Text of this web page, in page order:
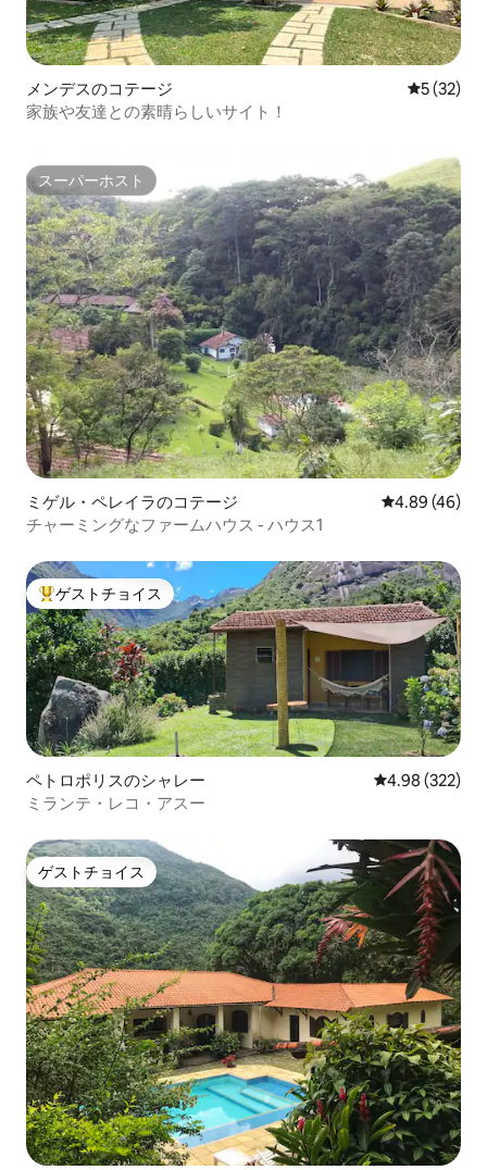
メンデスのコテージ レビュー
5 (32)
家族や友達との素晴らしいサイト！
スーパーホスト
スーパーホスト
ミゲル・ペレイラのコテージ レビュー46
4.89 (46)
チャーミングなファームハウス - ハウス1
大好評のゲストチョイスです。
ゲストチョイス
ペトロポリスのシャレー レビュー322
4.98 (322)
ミランテ・レコ・アスー
ゲストチョイス
ゲストチョイス